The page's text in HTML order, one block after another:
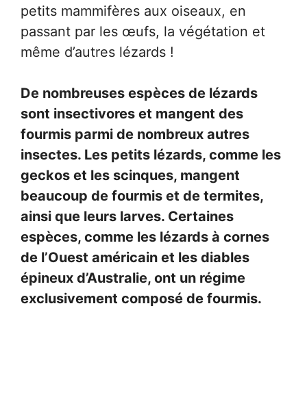
petits mammifères aux oiseaux, en
passant par les œufs, la végétation et
même d’autres lézards !
De nombreuses espèces de lézards
sont insectivores et mangent des
fourmis parmi de nombreux autres
insectes. Les petits lézards, comme les
geckos et les scinques, mangent
beaucoup de fourmis et de termites,
ainsi que leurs larves. Certaines
espèces, comme les lézards à cornes
de l’Ouest américain et les diables
épineux d’Australie, ont un régime
exclusivement composé de fourmis.